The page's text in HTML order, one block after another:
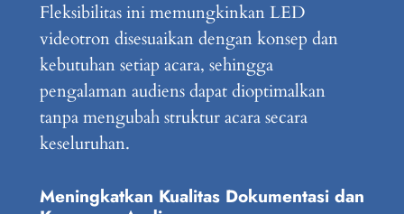
Fleksibilitas ini memungkinkan LED
videotron disesuaikan dengan konsep dan
kebutuhan setiap acara, sehingga
pengalaman audiens dapat dioptimalkan
tanpa mengubah struktur acara secara
keseluruhan.
Meningkatkan Kualitas Dokumentasi dan